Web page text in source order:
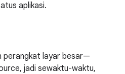
aplikasi.
perangkat layar besar—
jadi sewaktu-waktu,